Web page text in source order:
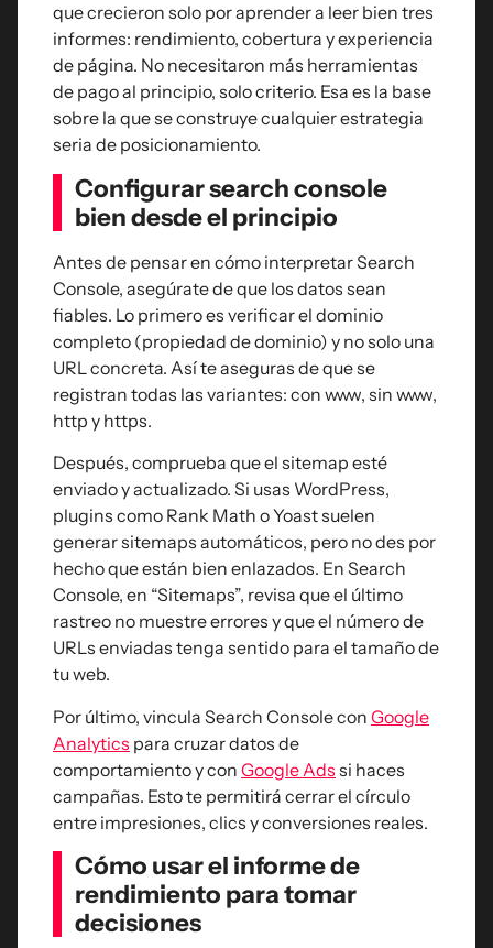
que crecieron solo por aprender a leer bien tres
informes: rendimiento, cobertura y experiencia
de página. No necesitaron más herramientas
de pago al principio, solo criterio. Esa es la base
sobre la que se construye cualquier estrategia
seria de posicionamiento.
Configurar search console
bien desde el principio
Antes de pensar en cómo interpretar Search
Console, asegúrate de que los datos sean
fiables. Lo primero es verificar el dominio
completo (propiedad de dominio) y no solo una
URL concreta. Así te aseguras de que se
registran todas las variantes: con www, sin www,
http y https.
Después, comprueba que el sitemap esté
enviado y actualizado. Si usas WordPress,
plugins como Rank Math o Yoast suelen
generar sitemaps automáticos, pero no des por
hecho que están bien enlazados. En Search
Console, en “Sitemaps”, revisa que el último
rastreo no muestre errores y que el número de
URLs enviadas tenga sentido para el tamaño de
tu web.
Por último, vincula Search Console con Google
Analytics para cruzar datos de
comportamiento y con Google Ads si haces
campañas. Esto te permitirá cerrar el círculo
entre impresiones, clics y conversiones reales.
Cómo usar el informe de
rendimiento para tomar
decisiones